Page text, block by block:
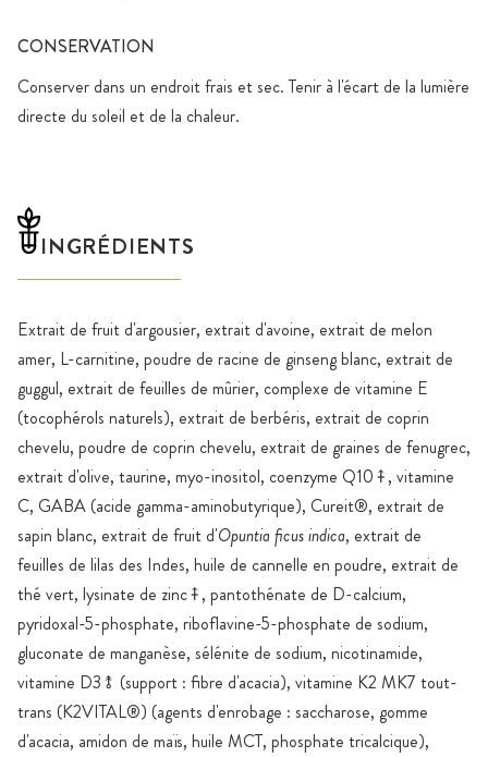
CONSERVATION
Conserver dans un endroit frais et sec. Tenir à l'écart de la lumière
directe du soleil et de la chaleur.
INGRÉDIENTS
Extrait de fruit d'argousier, extrait d'avoine, extrait de melon
amer, L-carnitine, poudre de racine de ginseng blanc, extrait de
guggul, extrait de feuilles de mûrier, complexe de vitamine E
(tocophérols naturels), extrait de berbéris, extrait de coprin
chevelu, poudre de coprin chevelu, extrait de graines de fenugrec,
extrait d'olive, taurine, myo-inositol, coenzyme Q10⤉, vitamine
C, GABA (acide gamma-aminobutyrique), Cureit®, extrait de
sapin blanc, extrait de fruit d'Opuntia ficus indica, extrait de
feuilles de lilas des Indes, huile de cannelle en poudre, extrait de
thé vert, lysinate de zinc⤉, pantothénate de D-calcium,
pyridoxal-5-phosphate, riboflavine-5-phosphate de sodium,
gluconate de manganèse, sélénite de sodium, nicotinamide,
vitamine D3⥉ (support : fibre d'acacia), vitamine K2 MK7 tout-
trans (K2VITAL®) (agents d'enrobage : saccharose, gomme
d'acacia, amidon de maïs, huile MCT, phosphate tricalcique),